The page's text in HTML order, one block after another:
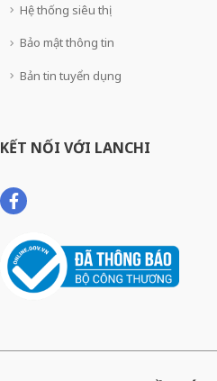
Hệ thống siêu thị
Bảo mật thông tin
Bản tin tuyển dụng
KẾT NỐI VỚI LANCHI